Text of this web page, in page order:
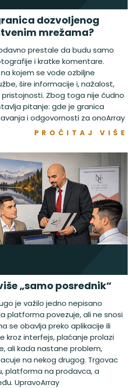
dozvoljenog
mrežama?
prestale da budu samo
i kratke komentare.
kojem se vode ozbiljne
šire informacije i, nažalost,
Zbog toga nije čudno
pitanje: gde je granica
i odgovornosti za onoArray
PROČITAJ VIŠE
„samo posrednik“
je važilo jedno nepisano
platforma povezuje, ali ne snosi
se obavlja preko aplikacije ili
kroz interfejs, plaćanje prolazi
ali kada nastane problem,
na nekog drugog. Trgovac
platforma na prodavca, a
UpravoArray